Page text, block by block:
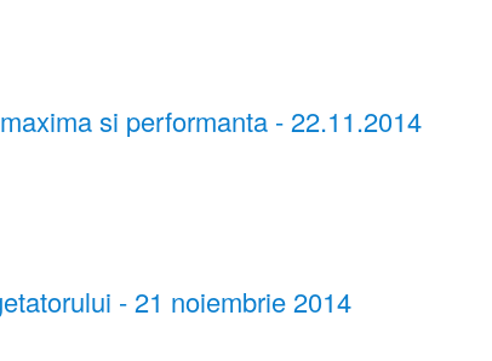
si performanta ​- 22.11.2014
- 21 noiembrie 2014